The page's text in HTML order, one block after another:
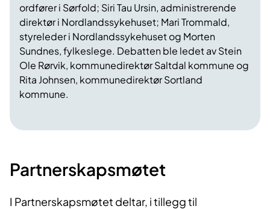
ordfører i Sørfold; Siri Tau Ursin, administrerende
direktør i Nordlandssykehuset; Mari Trommald,
styreleder i Nordlandssykehuset og Morten
Sundnes, fylkeslege. Debatten ble ledet av Stein
Ole Rørvik, kommunedirektør Saltdal kommune og
Rita Johnsen, kommunedirektør Sortland
kommune.
Par​tnerskapsmøtet
I Partnerskapsmøtet deltar, i tillegg til